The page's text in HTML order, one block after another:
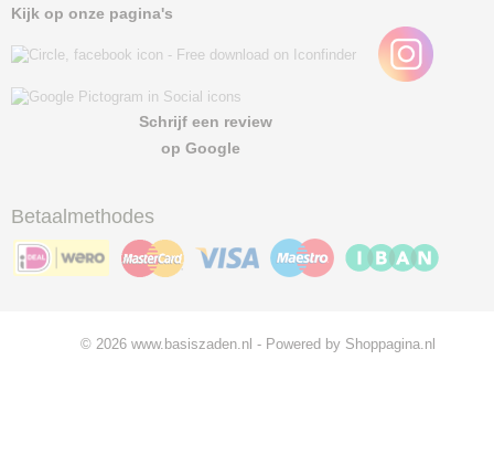
Kijk op onze pagina's
Schrijf een review
op Google
Betaalmethodes
© 2026 www.basiszaden.nl - Powered by Shoppagina.nl